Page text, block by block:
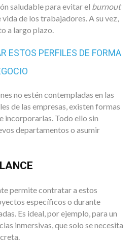
saludable para evitar el burnout
de los trabajadores. A su vez,
a largo plazo.
ESTOS PERFILES DE FORMA
no estén contempladas en las
de las empresas, existen formas
incorporarlas. Todo ello sin
departamentos o asumir
permite contratar a estos
específicos o durante
Es ideal, por ejemplo, para un
inmersivas, que solo se necesita